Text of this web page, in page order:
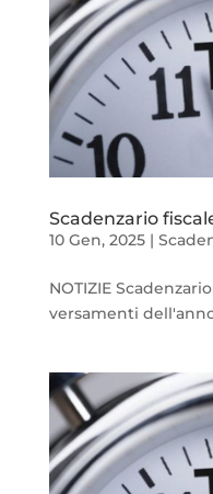
Scadenzario
10 Gen, 2025|
NOTIZIE
versamenti